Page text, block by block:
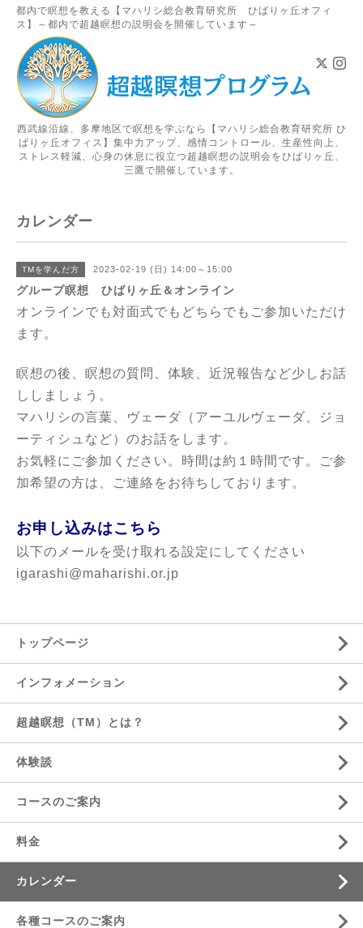
都内で瞑想を教える【マハリシ総合教育研究所 ひばりヶ丘オフィ
ス】～都内で超越瞑想の説明会を開催しています～
西武線沿線、多摩地区で瞑想を学ぶなら【マハリシ総合教育研究所 ひ
ばりヶ丘オフィス】集中力アップ、感情コントロール、生産性向上、
ストレス軽減、心身の休息に役立つ超越瞑想の説明会をひばりヶ丘、
三鷹で開催しています。
カレンダー
TMを学んだ方 2023-02-19 (日) 14:00～15:00
グループ瞑想 ひばりヶ丘＆オンライン
オンラインでも対面式でもどちらでもご参加いただけ
ます。
瞑想の後、瞑想の質問、体験、近況報告など少しお話
ししましょう。
マハリシの言葉、ヴェーダ（アーユルヴェーダ、ジョ
ーティシュなど）のお話をします。
お気軽にご参加ください。時間は約１時間です。ご参
加希望の方は、ご連絡をお待ちしております。
お申し込みはこちら
以下のメールを受け取れる設定にしてください
igarashi@maharishi.or.jp
トップページ
インフォメーション
超越瞑想（TM）とは？
体験談
コースのご案内
料金
カレンダー
各種コースのご案内